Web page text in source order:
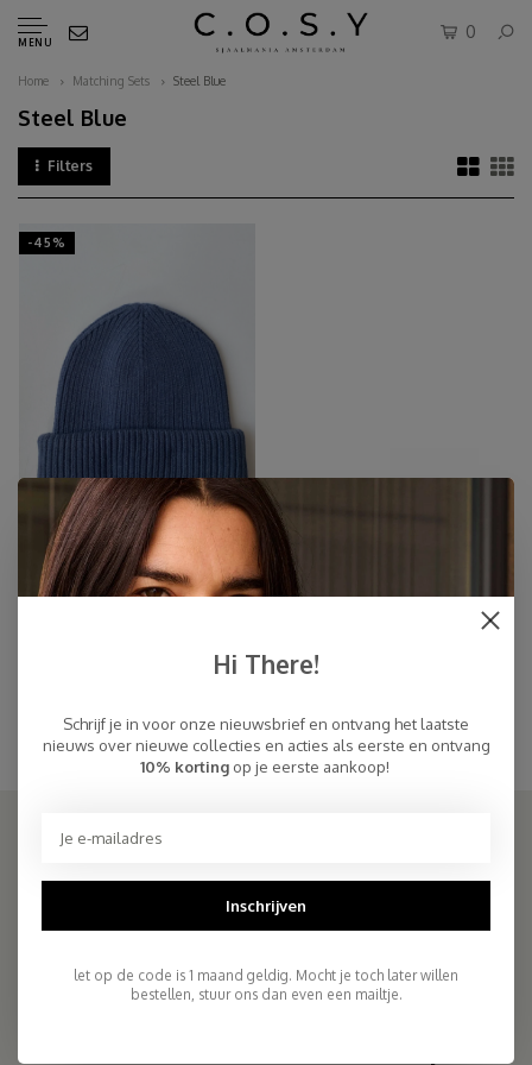
MENU
0
Home Matching Sets Steel Blue
Steel Blue
Filters
-45%
Cosy Beanie Steel Blue
€59,00 €32,45
Staalblauwe muts met bijpassende oversized Staalblauwe sjaal in hetzelfde
garen. Zachte Staalblauwe sjaal met bijpassende Staalblauwe muts
COSY & CHIC - Luxe, basic sjaals van natuurlijke materialen in vele
Hi There!
Schrijf je in voor onze nieuwsbrief en ontvang het laatste
nieuws over nieuwe collecties en acties als eerste en ontvang
10% korting op je eerste aankoop!
Inschrijven
let op de code is 1 maand geldig. Mocht je toch later willen
bestellen, stuur ons dan even een mailtje.